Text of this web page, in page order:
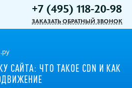
+7 (495) 118-20-98
ЗАКАЗАТЬ ОБРАТНЫЙ ЗВОНОК
САЙТА: ЧТО ТАКОЕ CDN И КАК